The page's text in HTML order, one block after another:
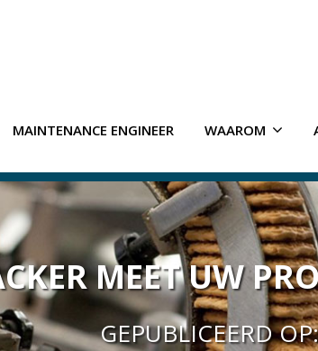
MAINTENANCE ENGINEER WAAROM
MEET UW
GEPUBLICEERD